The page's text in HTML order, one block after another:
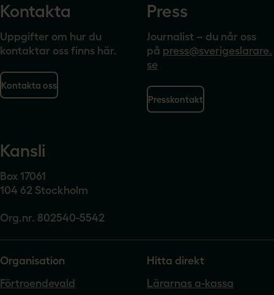
Kontakta
Uppgifter om hur du
kontaktar oss finns här.
Kontakta oss
Press
Journalist – du når oss
på press@sverigeslarare.
se
Presskontakt
Kansli
Box 17061
104 62 Stockholm
Org.nr. 802540-5542
Organisation
Förtroendevald
Hitta direkt
Lärarnas a-kassa